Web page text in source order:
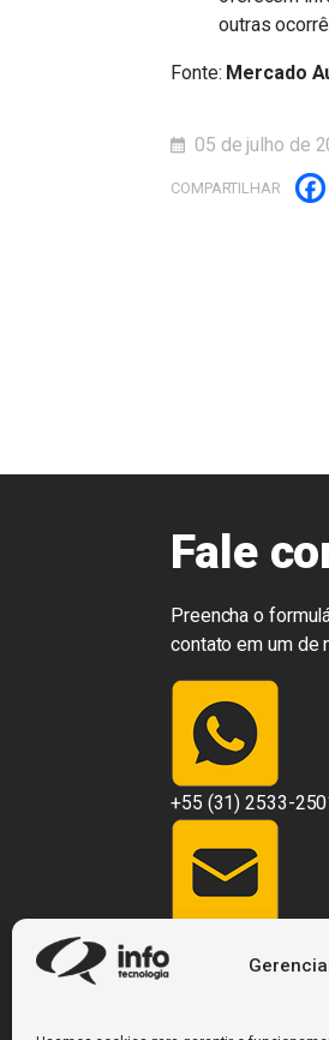
outras
Fonte: Mercado
05 de julho de
COMPARTILHAR
Fale
Preencha o
contato em um de
+55 (31) 2533-